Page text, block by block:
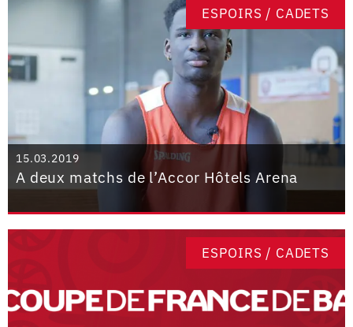
ESPOIRS / CADETS
15.03.2019
A deux matchs de l’Accor Hôtels Arena
ESPOIRS / CADETS